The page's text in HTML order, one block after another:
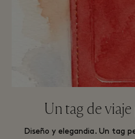
Un tag de
Diseño y elegandia. Un tag